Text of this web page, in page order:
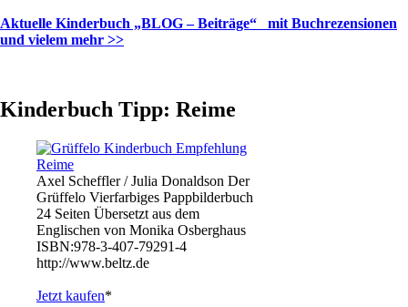
Aktuelle Kinderbuch „BLOG – Beiträge“ mit Buchrezensionen
und vielem mehr >>
Kinderbuch Tipp: Reime
Axel Scheffler / Julia Donaldson Der
Grüffelo Vierfarbiges Pappbilderbuch
24 Seiten Übersetzt aus dem
Englischen von Monika Osberghaus
ISBN:978-3-407-79291-4
http://www.beltz.de
Jetzt kaufen*